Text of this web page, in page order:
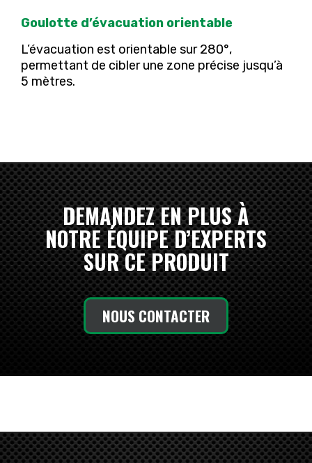
Goulotte d’évacuation orientable
L’évacuation est orientable sur 280°,
permettant de cibler une zone précise jusqu’à
5 mètres.
DEMANDEZ EN PLUS À
NOTRE ÉQUIPE D’EXPERTS
SUR CE PRODUIT
NOUS CONTACTER